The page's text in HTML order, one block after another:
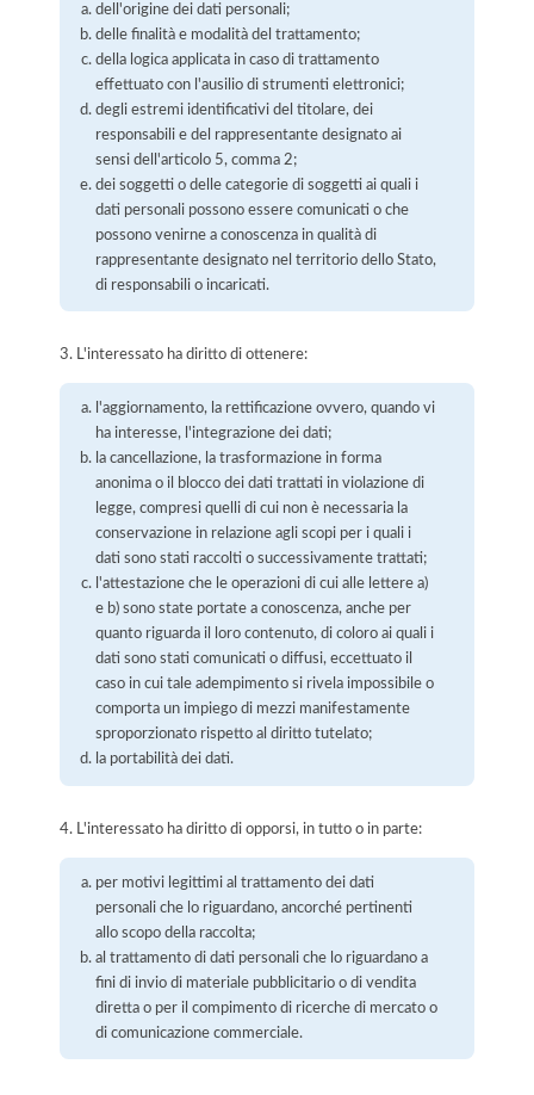
dell'origine dei dati personali;
delle finalità e modalità del trattamento;
della logica applicata in caso di trattamento
effettuato con l'ausilio di strumenti elettronici;
degli estremi identificativi del titolare, dei
responsabili e del rappresentante designato ai
sensi dell'articolo 5, comma 2;
dei soggetti o delle categorie di soggetti ai quali i
dati personali possono essere comunicati o che
possono venirne a conoscenza in qualità di
rappresentante designato nel territorio dello Stato,
di responsabili o incaricati.
3. L'interessato ha diritto di ottenere:
l'aggiornamento, la rettificazione ovvero, quando vi
ha interesse, l'integrazione dei dati;
la cancellazione, la trasformazione in forma
anonima o il blocco dei dati trattati in violazione di
legge, compresi quelli di cui non è necessaria la
conservazione in relazione agli scopi per i quali i
dati sono stati raccolti o successivamente trattati;
l'attestazione che le operazioni di cui alle lettere a)
e b) sono state portate a conoscenza, anche per
quanto riguarda il loro contenuto, di coloro ai quali i
dati sono stati comunicati o diffusi, eccettuato il
caso in cui tale adempimento si rivela impossibile o
comporta un impiego di mezzi manifestamente
sproporzionato rispetto al diritto tutelato;
la portabilità dei dati.
4. L'interessato ha diritto di opporsi, in tutto o in parte:
per motivi legittimi al trattamento dei dati
personali che lo riguardano, ancorché pertinenti
allo scopo della raccolta;
al trattamento di dati personali che lo riguardano a
fini di invio di materiale pubblicitario o di vendita
diretta o per il compimento di ricerche di mercato o
di comunicazione commerciale.